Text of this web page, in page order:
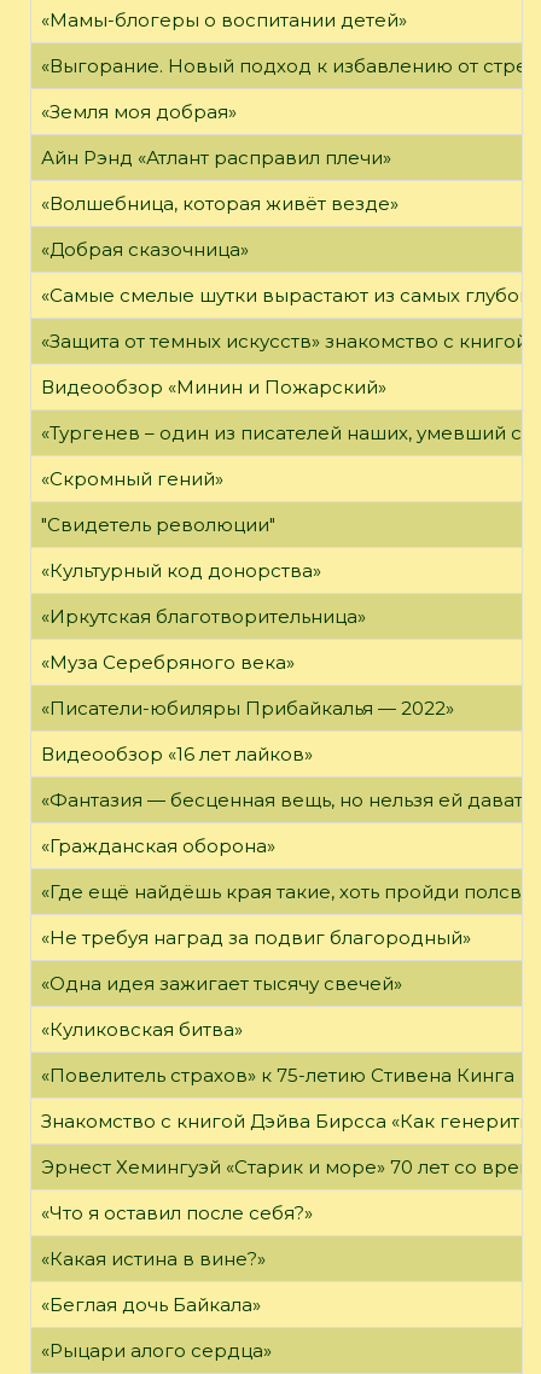
«Мамы-блогеры о воспитании детей»
«Выгорание. Новый подход к избавлению от
«Земля моя добрая»
Айн Рэнд «Атлант расправил плечи»
«Волшебница, которая живёт везде»
«Добрая сказочница»
«Самые смелые шутки вырастают из самых
«Защита от темных искусств» знакомство с
Видеообзор «Минин и Пожарский»
«Тургенев – один из писателей наших, умевший
«Скромный гений»
"Свидетель революции"
«Культурный код донорства»
«Иркутская благотворительница»
«Муза Серебряного века»
«Писатели-юбиляры Прибайкалья — 2022»
Видеообзор «16 лет лайков»
«Фантазия — бесценная вещь, но нельзя ей давать
«Гражданская оборона»
«Где ещё найдёшь края такие, хоть пройди
«Не требуя наград за подвиг благородный»
«Одна идея зажигает тысячу свечей»
«Куликовская битва»
«Повелитель страхов» к 75-летию Стивена Кинга
Знакомство с книгой Дэйва Бирсса «Как
Эрнест Хемингуэй «Старик и море» 70 лет со
«Что я оставил после себя?»
«Какая истина в вине?»
«Беглая дочь Байкала»
«Рыцари алого сердца»